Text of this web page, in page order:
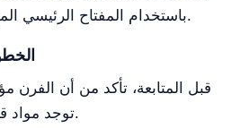
باستخدام المفتاح الرئيسي الموجود في اللوحة الأمامية.
الخطوة 4:
قبل المتابعة، تأكد من أن
توجد مواد قابلة للاشتعال بالقرب منه.